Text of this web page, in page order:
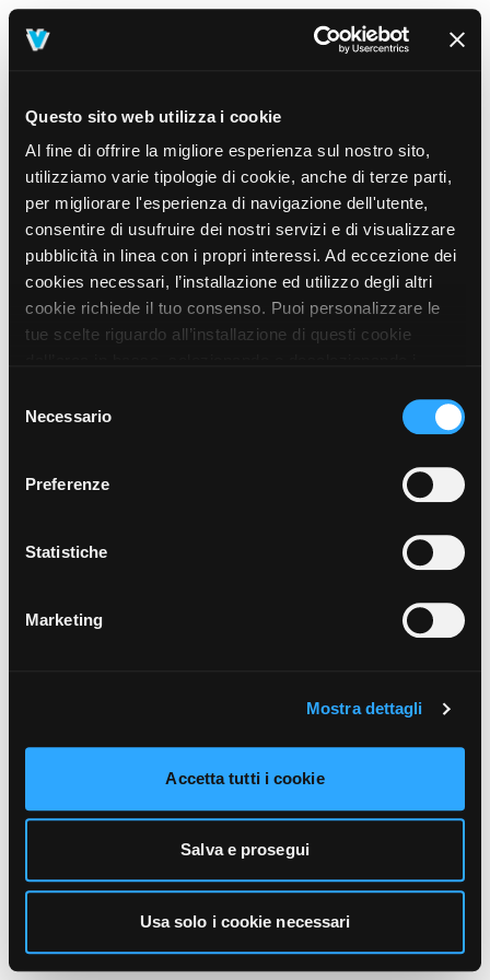
Questo sito web utilizza i cookie
Al fine di offrire la migliore esperienza sul nostro sito,
utilizziamo varie tipologie di cookie, anche di terze parti,
per migliorare l'esperienza di navigazione dell'utente,
consentire di usufruire dei nostri servizi e di visualizzare
pubblicità in linea con i propri interessi. Ad eccezione dei
cookies necessari, l’installazione ed utilizzo degli altri
cookie richiede il tuo consenso. Puoi personalizzare le
tue scelte riguardo all’installazione di questi cookie
prosegui” o decidere di accettare tutti i cookie, cliccando
sul pulsante “Accetta tutti i cookie”. Cliccando sul tasto
unicamente i cookie necessari alla navigazione. Per
funzionamento, puoi prendere visione dell’informativa
cliccando qui.
delNecessario
Preferenze
Statistiche
Marketing
Mostra dettagli
Accetta tutti i cookie
Salva e prosegui
Usa solo i cookie necessari
404